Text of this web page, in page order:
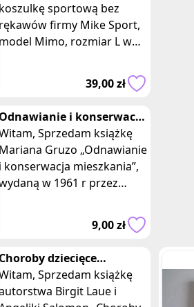
sportową bez
firmy Mike Sport,
Mimo, rozmiar L w
marki. Koszulka w39,00 zł
i konserwacja
Marian Gruzo
Sprzedam książkę
Gruzo „Odnawianie
konserwacja mieszkania”,
w 1961 r przez
w miękkiej prawie, o
9,00 zł
dziecięce
sposoby
B. Laue Salomon
Sprzedam książkę
Birgit Laue i